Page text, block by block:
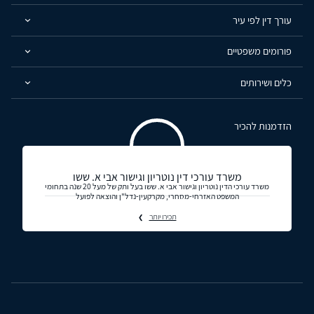
עורך דין לפי עיר
פורומים משפטיים
כלים ושירותים
הזדמנות להכיר
משרד עורכי דין נוטריון וגישור אבי א. ששו
משרד עורכי הדין נוטריון וגישור אבי א. ששו בעל ותק של מעל 20 שנה בתחומי
המשפט האזרחי-מסחרי, מקרקעין-נדל"ן והוצאה לפועל
תכירו יותר